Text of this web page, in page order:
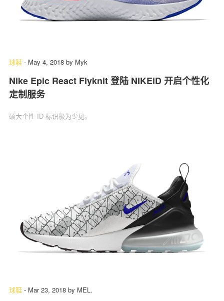
球鞋 - May 4, 2018 by Myk
Nike Epic React Flyknit 登陆 NIKEiD 开启个性化
定制服务
硕大个性 ID 标识极为少见。
球鞋 - Mar 23, 2018 by MEL.